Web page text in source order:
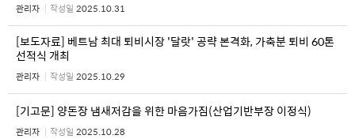
관리자 작성일 2025.10.31
[보도자료] 베트남 최대 퇴비시장 '달랏' 공략 본격화, 가축분 퇴비 60톤
선적식 개최
관리자 작성일 2025.10.29
[기고문] 양돈장 냄새저감을 위한 마음가짐(산업기반부장 이정식)
관리자 작성일 2025.10.28